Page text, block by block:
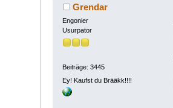
Grendar
Engonier
Usurpator
Beiträge: 3445
Ey! Kaufst du Brääkk!!!!